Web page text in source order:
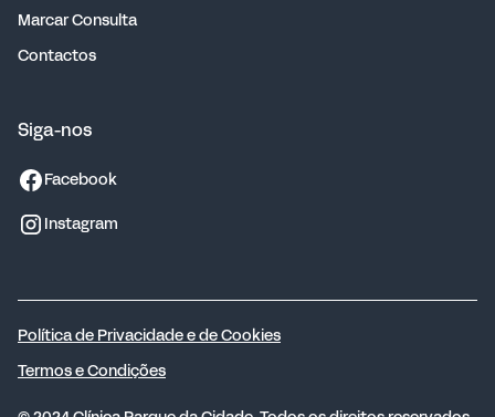
Marcar Consulta
Contactos
Siga-nos
Facebook
Instagram
Política de Privacidade e de Cookies
Termos e Condições